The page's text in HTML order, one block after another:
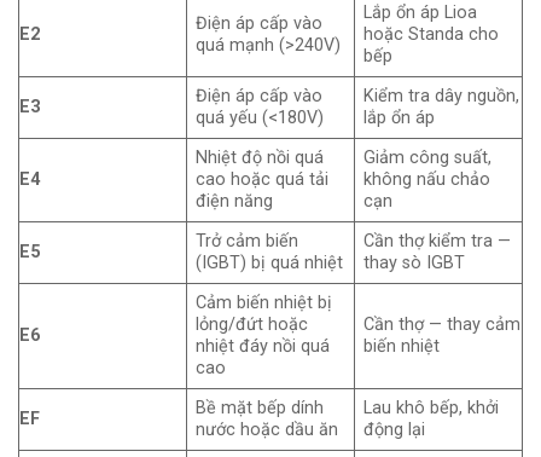
E2
Điện áp cấp vào
quá mạnh (>240V)
Lắp ổn áp Lioa
hoặc Standa cho
bếp
E3
Điện áp cấp vào
quá yếu (<180V)
Kiểm tra dây nguồn,
lắp ổn áp
E4
Nhiệt độ nồi quá
cao hoặc quá tải
điện năng
Giảm công suất,
không nấu chảo
cạn
E5
Trở cảm biến
(IGBT) bị quá nhiệt
Cần thợ kiểm tra —
thay sò IGBT
E6
Cảm biến nhiệt bị
lỏng/đứt hoặc
nhiệt đáy nồi quá
cao
Cần thợ — thay cảm
biến nhiệt
EF
Bề mặt bếp dính
nước hoặc dầu ăn
Lau khô bếp, khởi
động lại